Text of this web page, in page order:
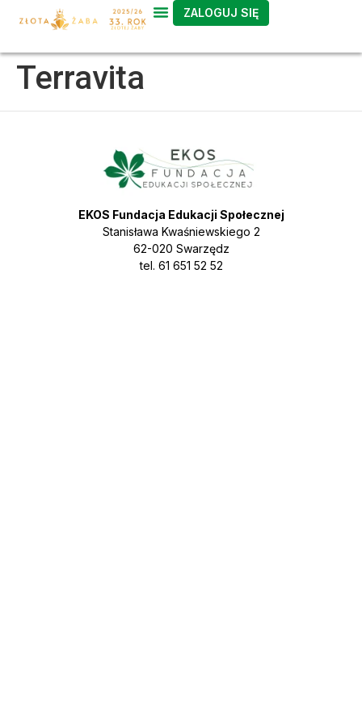
treści
ZALOGUJ SIĘ
Terravita
EKOS Fundacja Edukacji Społecznej
Stanisława Kwaśniewskiego 2
62-020 Swarzędz
tel. 61 651 52 52